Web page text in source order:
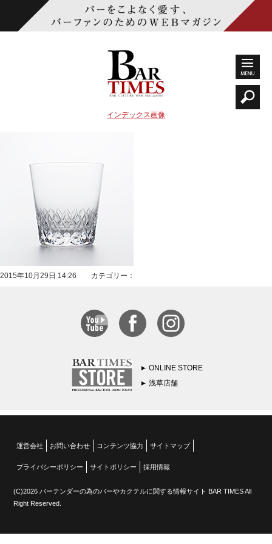
インデックス画像
2015年10月29日 14:26 カテゴリー：
ONLINE STORE
浅草店舗
運営会社 お問い合わせ コンテンツ協力 サイトマップ
プライバシーポリシー サイトポリシー 採用情報
(C)2026 バーテンダーの為のバーやカクテルに関する情報サイト BAR TIMES All
Right Reserved.